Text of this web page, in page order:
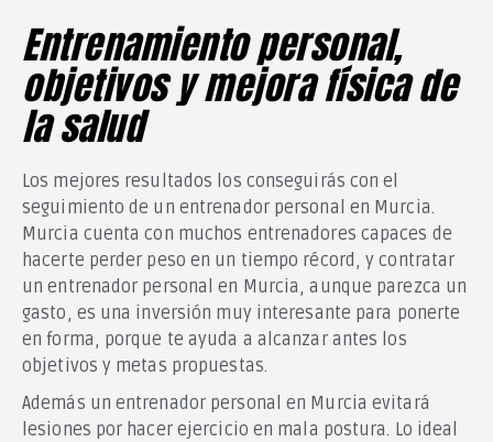
Entrenamiento personal,
objetivos y mejora física de
la salud
Los mejores resultados los conseguirás con el
seguimiento de un entrenador personal en Murcia.
Murcia cuenta con muchos entrenadores capaces de
hacerte perder peso en un tiempo récord, y contratar
un entrenador personal en Murcia, aunque parezca un
gasto, es una inversión muy interesante para ponerte
en forma, porque te ayuda a alcanzar antes los
objetivos y metas propuestas.
Además un entrenador personal en Murcia evitará
lesiones por hacer ejercicio en mala postura. Lo ideal